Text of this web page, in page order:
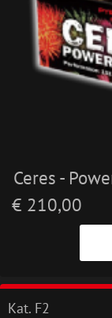
Ceres -
€ 210,00
Kat. F2